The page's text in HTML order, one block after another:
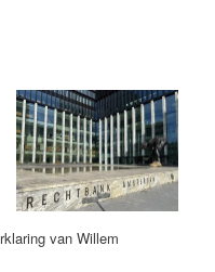
van Willem